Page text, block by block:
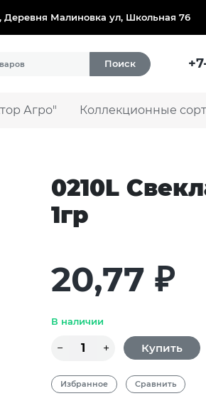
Деревня Малиновка ул, Школьная 76
Поиск
Агро" Коллекционные
0210L
1гр
20,77 ₽
В наличии
Избранное Сравнить